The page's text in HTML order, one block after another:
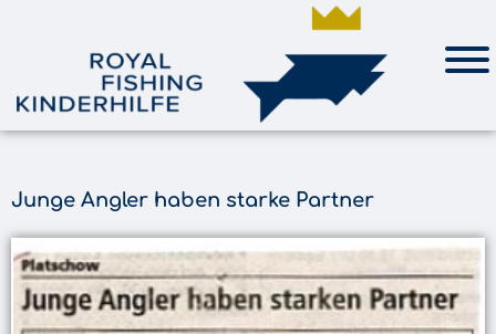
Junge Angler haben starke Partner